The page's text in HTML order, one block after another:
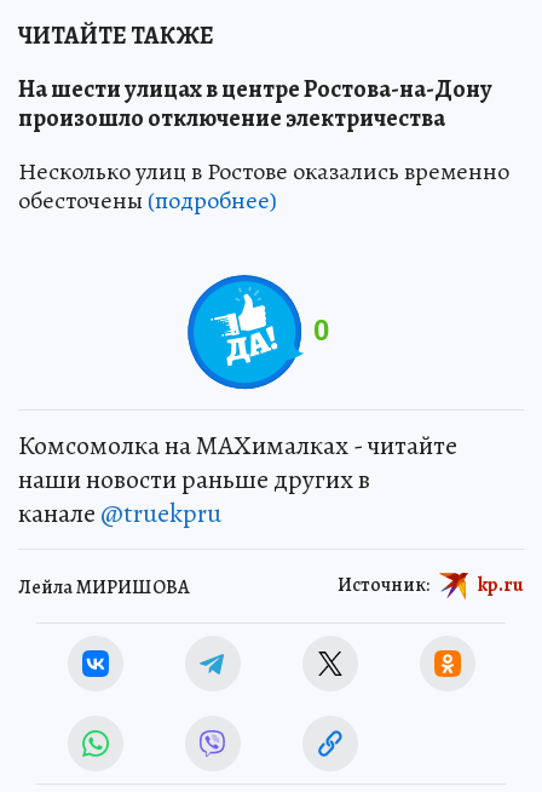
ЧИТАЙТЕ ТАКЖЕ
На шести улицах в центре Ростова-на-Дону
произошло отключение электричества
Несколько улиц в Ростове оказались временно
обесточены (подробнее)
0
Комсомолка на MAXималках - читайте
наши новости раньше других в
канале @truekpru
Лейла МИРИШОВА Источник: kp.ru